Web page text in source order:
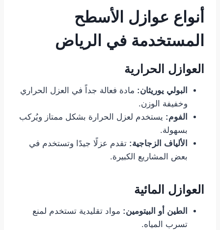
أنواع عوازل الأسطح
المستخدمة في الرياض
العوازل الحرارية
البولي يوريثان: مادة فعالة جداً في العزل الحراري
وخفيفة الوزن.
الفوم: يستخدم لعزل الحرارة بشكل ممتاز ويُركب
بسهولة.
الألياف الزجاجية: تقدم عزلًا جيدًا وتستخدم في
بعض المشاريع الكبيرة.
العوازل المائية
الطين أو البيتومين: مواد تقليدية تستخدم لمنع
تسرب المياه.